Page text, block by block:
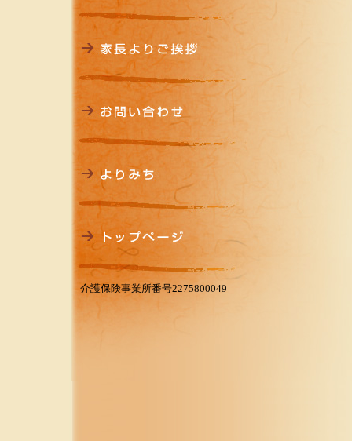
介護保険事業所番号2275800049